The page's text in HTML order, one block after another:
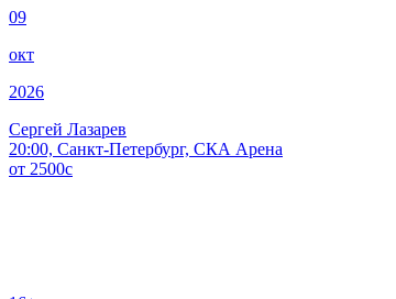
09
окт
2026
Сергей Лазарев
20:00, Санкт-Петербург, СКА Арена
от 2500c